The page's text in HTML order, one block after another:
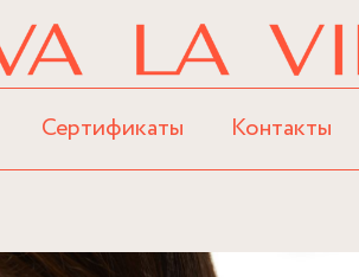
Сертификаты Контакты